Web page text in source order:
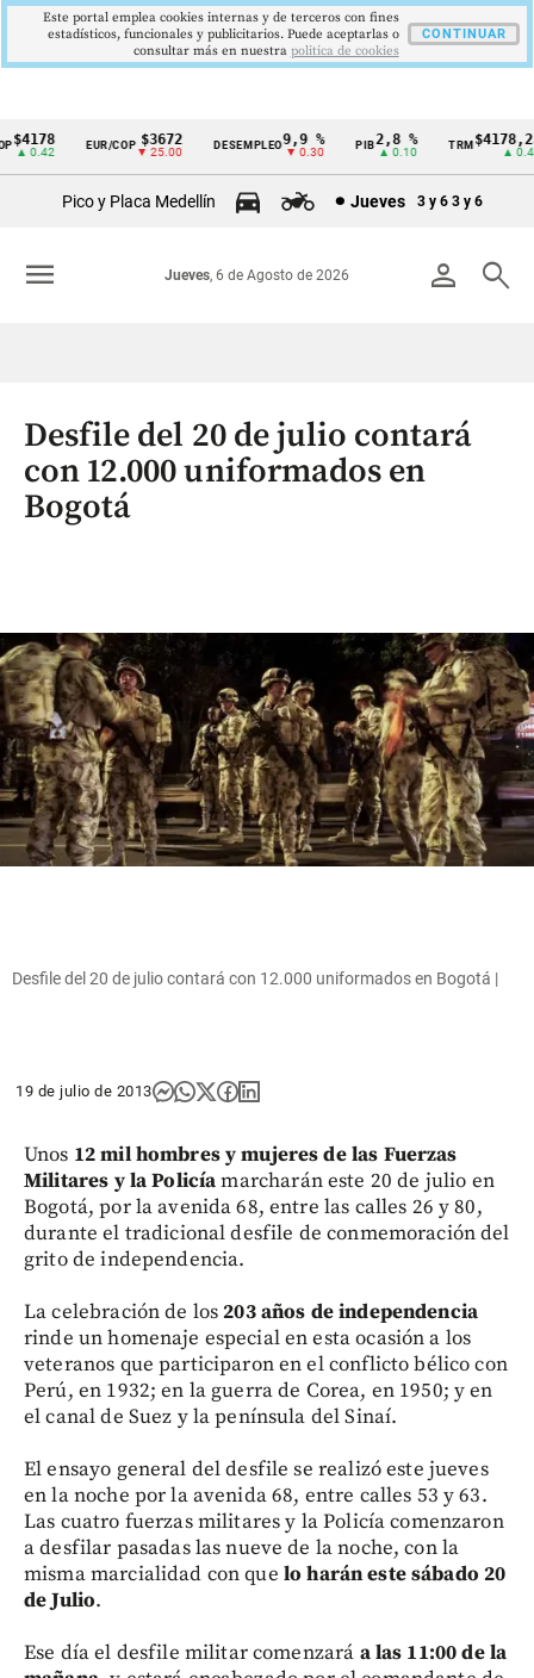
Cintillo
Colombia
0.42
EUR/COP $3672
▼ 25.00
DESEMPLEO 9,9 %
▼ 0.30
2,8 %
▲ 0.10
TRM$4178,23
▲ 0.42
Pico y Placa Medellín Jueves 3 y 6 3 y 6
person search
Jueves, 6 de Agosto de 2026
menu
Desfile del 20 de julio contará
con 12.000 uniformados en
Bogotá
Desfile del 20 de julio contará con 12.000 uniformados en Bogotá |
19 de julio de 2013
Unos 12 mil hombres y mujeres de las Fuerzas
Militares y la Policíamarcharán este 20 de julio en
Bogotá, por la avenida 68, entre las calles 26 y 80,
durante el tradicional desfile de conmemoración del
grito de independencia.
La celebración de los203 años de independencia
rinde un homenaje especial en esta ocasión a los
veteranos que participaron en el conflicto bélico con
Perú, en 1932; en la guerra de Corea, en 1950; y en
el canal de Suez y la península del Sinaí.
El ensayo general del desfile se realizó este jueves
en la noche por la avenida 68, entre calles 53 y 63.
Las cuatro fuerzas militares y la Policía comenzaron
a desfilar pasadas las nueve de la noche, con la
misma marcialidad con que lo harán este sábado 20
de Julio.
Ese día el desfile militar comenzará a las 11:00 de la
Este portal emplea cookies internas y de terceros con fines
estadísticos, funcionales y publicitarios. Puede aceptarlas o
consultar más en nuestra politica de cookies
CONTINUAR